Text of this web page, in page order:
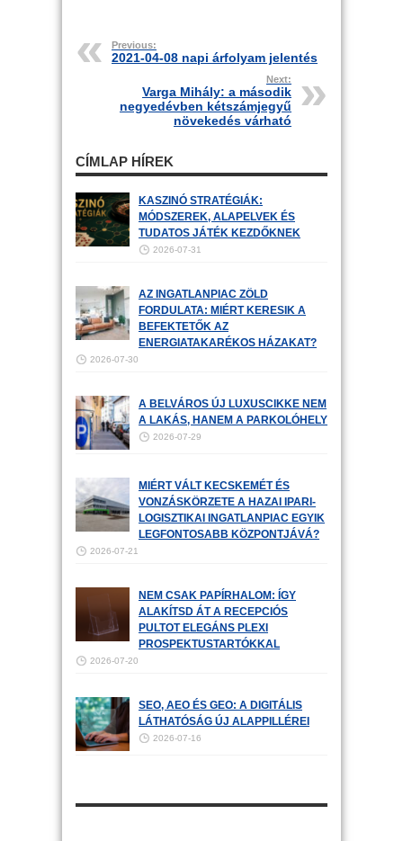
Previous:
2021-04-08 napi árfolyam jelentés
Next:
Varga Mihály: a második
negyedévben kétszámjegyű
növekedés várható
CÍMLAP HÍREK
KASZINÓ STRATÉGIÁK:
MÓDSZEREK, ALAPELVEK ÉS
TUDATOS JÁTÉK KEZDŐKNEK
2026-07-31
AZ INGATLANPIAC ZÖLD
FORDULATA: MIÉRT KERESIK A
BEFEKTETŐK AZ
ENERGIATAKARÉKOS HÁZAKAT?
2026-07-30
A BELVÁROS ÚJ LUXUSCIKKE NEM
A LAKÁS, HANEM A PARKOLÓHELY
2026-07-29
MIÉRT VÁLT KECSKEMÉT ÉS
VONZÁSKÖRZETE A HAZAI IPARI-
LOGISZTIKAI INGATLANPIAC EGYIK
LEGFONTOSABB KÖZPONTJÁVÁ?
2026-07-21
NEM CSAK PAPÍRHALOM: ÍGY
ALAKÍTSD ÁT A RECEPCIÓS
PULTOT ELEGÁNS PLEXI
PROSPEKTUSTARTÓKKAL
2026-07-20
SEO, AEO ÉS GEO: A DIGITÁLIS
LÁTHATÓSÁG ÚJ ALAPPILLÉREI
2026-07-16